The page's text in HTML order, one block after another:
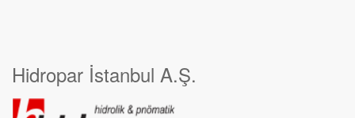
Hidropar İstanbul A.Ş.